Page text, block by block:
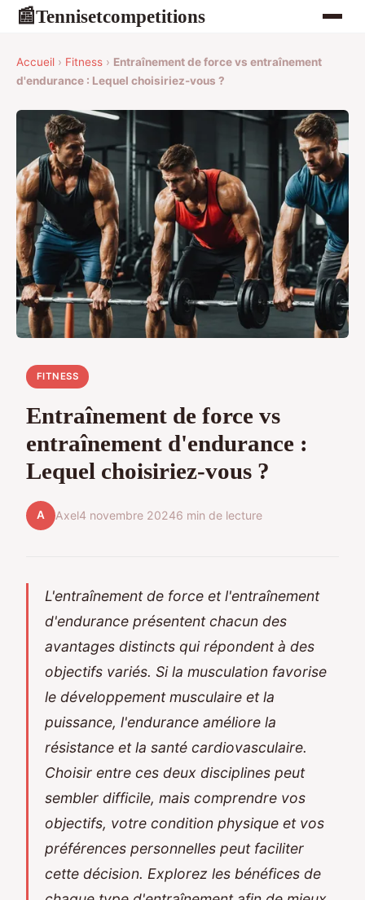
📰Tennisetcompetitions
Accueil › Fitness › Entraînement de force vs entraînement
d'endurance : Lequel choisiriez-vous ?
FITNESS
Entraînement de force vs
entraînement d'endurance :
Lequel choisiriez-vous ?
A Axel4 novembre 20246 min de lecture
L'entraînement de force et l'entraînement
d'endurance présentent chacun des
avantages distincts qui répondent à des
objectifs variés. Si la musculation favorise
le développement musculaire et la
puissance, l'endurance améliore la
résistance et la santé cardiovasculaire.
Choisir entre ces deux disciplines peut
sembler difficile, mais comprendre vos
objectifs, votre condition physique et vos
préférences personnelles peut faciliter
cette décision. Explorez les bénéfices de